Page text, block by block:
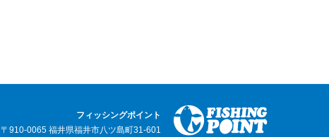
フィッシングポイント
〒910-0065 福井県福井市八ツ島町31-601